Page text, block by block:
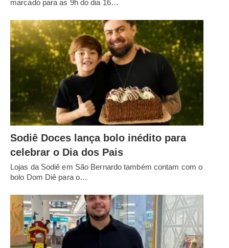
marcado para as 9h do dia 16…
Sodiê Doces lança bolo inédito para
celebrar o Dia dos Pais
Lojas da Sodiê em São Bernardo também contam com o
bolo Dom Diê para o…